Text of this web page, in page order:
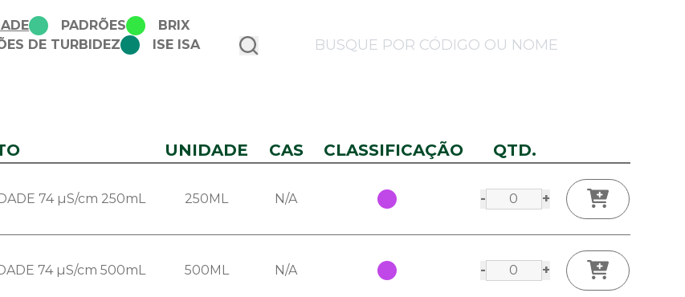
PADRÕES
BRIX
DE TURBIDEZ
ISE ISA
UNIDADE CAS CLASSIFICAÇÃO QTD.
74 µS/cm 250mL 250ML N/A - +
74 µS/cm 500mL 500ML N/A - +